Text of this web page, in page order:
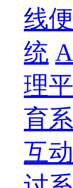
线
统
理
育
互